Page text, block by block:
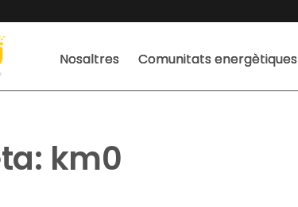
Nosaltres Comunitats energètiques
km0